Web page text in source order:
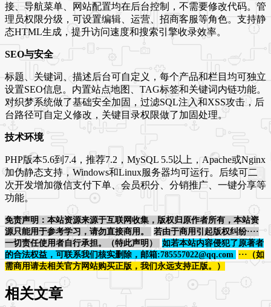
接、导航菜单、网站配置均在后台控制，不需要修改代码。管
理员权限分级，可设置编辑、运营、招商客服等角色。支持静
态HTML生成，提升访问速度和搜索引擎收录效率。
SEO与安全
标题、关键词、描述后台可自定义，每个产品和栏目均可独立
设置SEO信息。内置站点地图、TAG标签和关键词内链功能。
对织梦系统做了基础安全加固，过滤SQL注入和XSS攻击，后
台路径可自定义修改，关键目录权限做了加固处理。
技术环境
PHP版本5.6到7.4，推荐7.2，MySQL 5.5以上，Apache或Nginx
加伪静态支持，Windows和Linux服务器均可运行。后续可二
次开发增加微信支付下单、会员积分、分销推广、一键分享等
功能。
免责声明：本站资源来源于互联网收集，版权归原作者所有，本站资
源只能用于参考学习，请勿直接商用。
若由于商用引起版权纠纷····
一切责任使用者自行承担。（特此声明）
如若本站内容侵犯了原著者
的合法权益，可联系我们核实删除，邮箱:785557022@qq.com
···（如
需商用请去相关官方网站购买正版，我们永远支持正版。）
相关文章